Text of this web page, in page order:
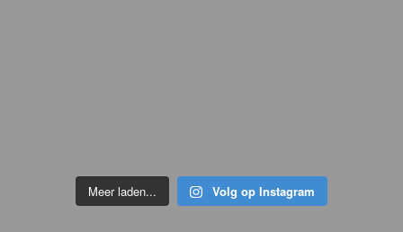
Meer laden... Volg op Instagram